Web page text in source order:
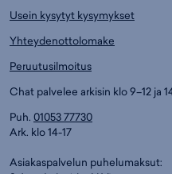
Usein kysytyt kysymykset
Yhteydenottolomake
Peruutusilmoitus
Chat palvelee arkisin klo 9–12 ja
Puh. 01053 77730
Ark. klo 14-17
Asiakaspalvelun puhelumaksut: